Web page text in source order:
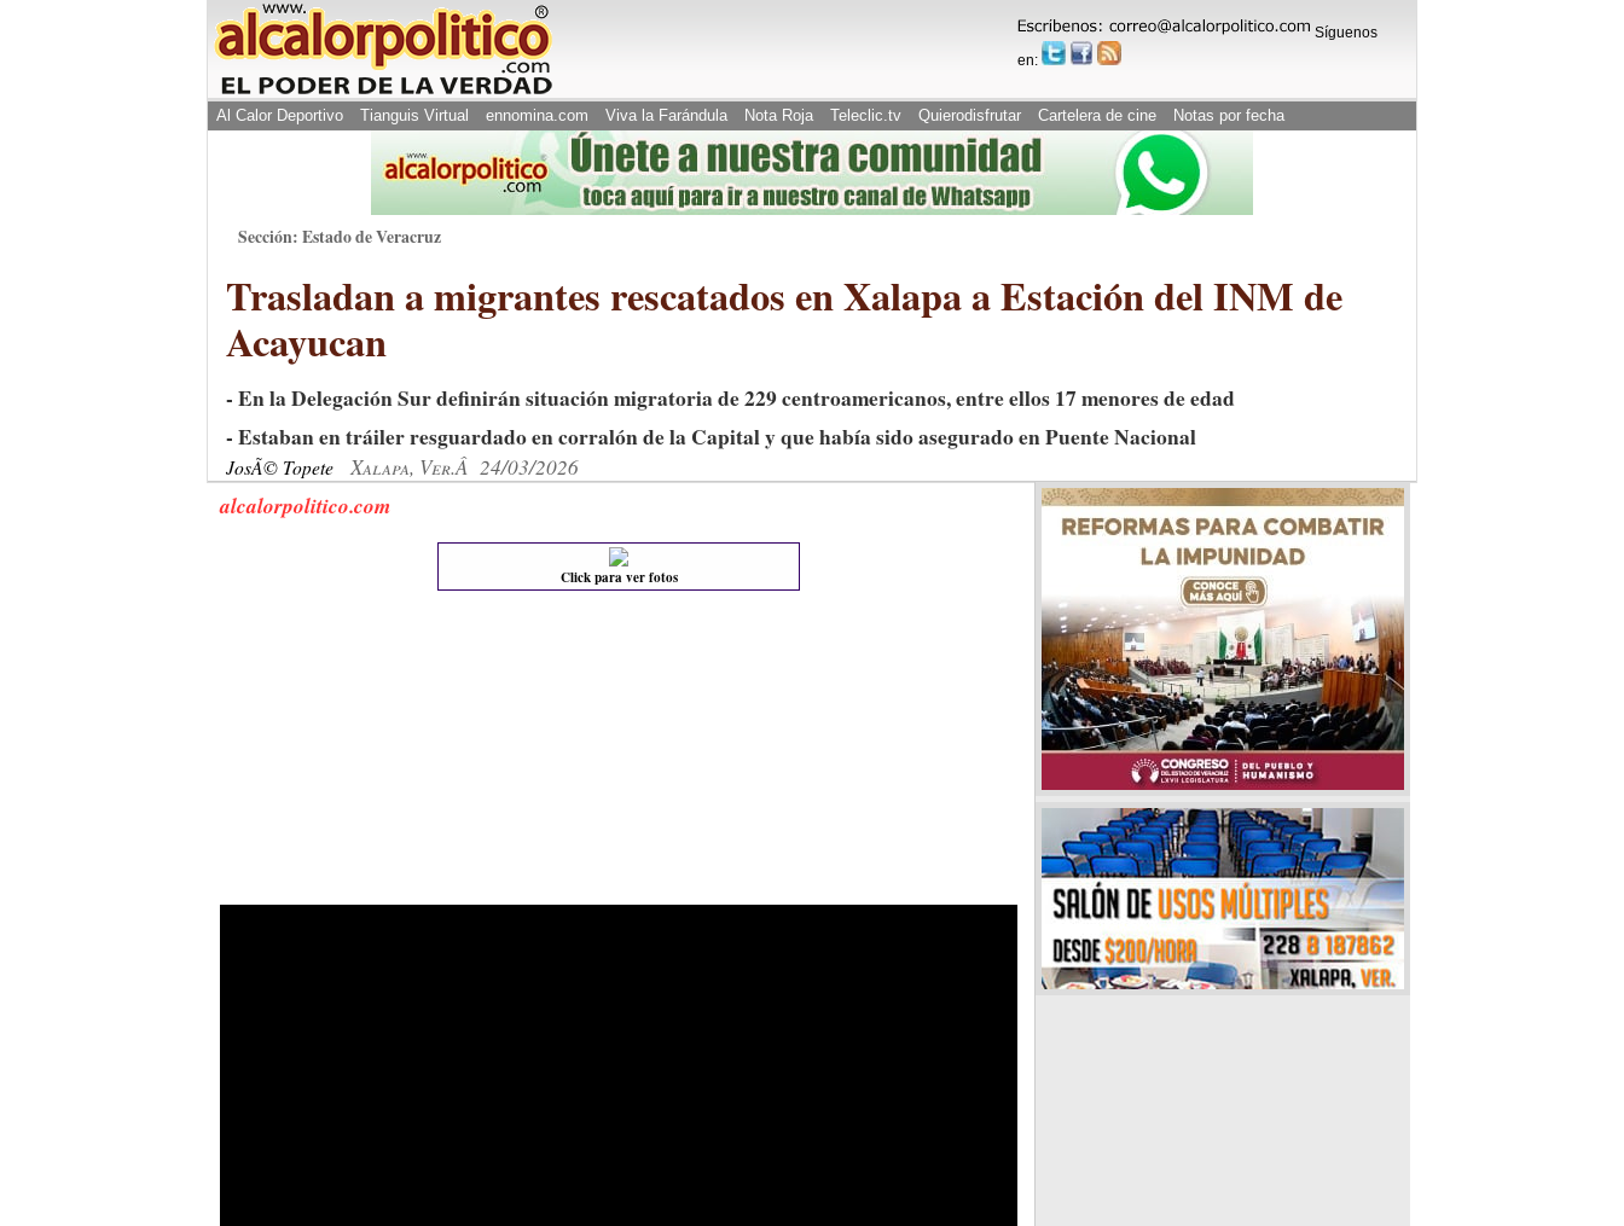
Síguenos
en:
Al Calor Deportivo Tianguis Virtual ennomina.com Viva la Farándula Nota Roja Teleclic.tv Quierodisfrutar Cartelera de cine Notas por fecha
Sección: Estado de Veracruz
Trasladan a migrantes rescatados en Xalapa a Estación del INM de
Acayucan
- En la Delegación Sur definirán situación migratoria de 229 centroamericanos, entre ellos 17 menores de edad
- Estaban en tráiler resguardado en corralón de la Capital y que había sido asegurado en Puente Nacional
JosÃ© Topete Xalapa, Ver.Â 24/03/2026
alcalorpolitico.com
Click para ver fotos